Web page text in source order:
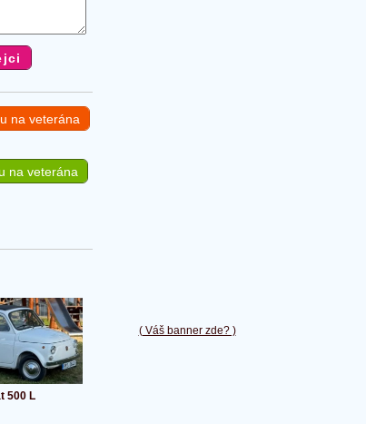
( Váš banner zde? )
na veterána
na veterána
500 L